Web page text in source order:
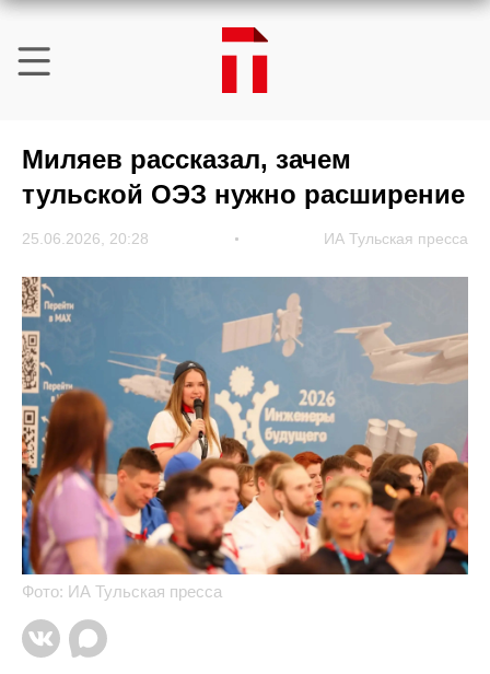
Миляев рассказал, зачем
тульской ОЭЗ нужно расширение
25.06.2026, 20:28 ИА Тульская пресса
Фото: ИА Тульская пресса